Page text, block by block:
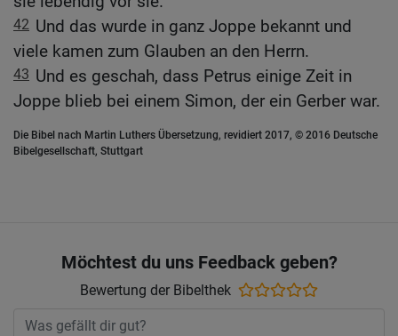
42 Und das wurde in ganz Joppe bekannt und
viele kamen zum Glauben an den Herrn.
43 Und es geschah, dass Petrus einige Zeit in
Joppe blieb bei einem Simon, der ein Gerber war.
Die Bibel nach Martin Luthers Übersetzung, revidiert 2017, © 2016 Deutsche
Bibelgesellschaft, Stuttgart
Möchtest du uns Feedback geben?
Bewertung der Bibelthek